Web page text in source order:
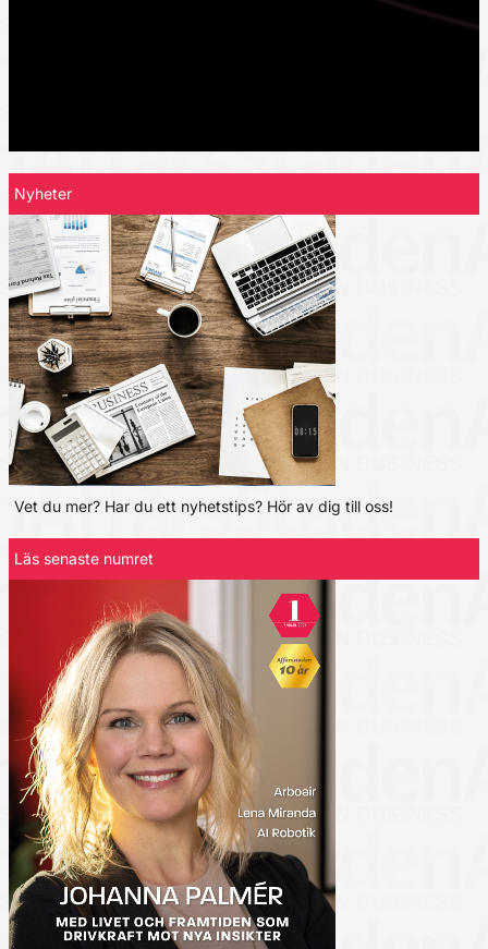
Nyheter
Vet du mer? Har du ett nyhetstips? Hör av dig till oss!
Läs senaste numret